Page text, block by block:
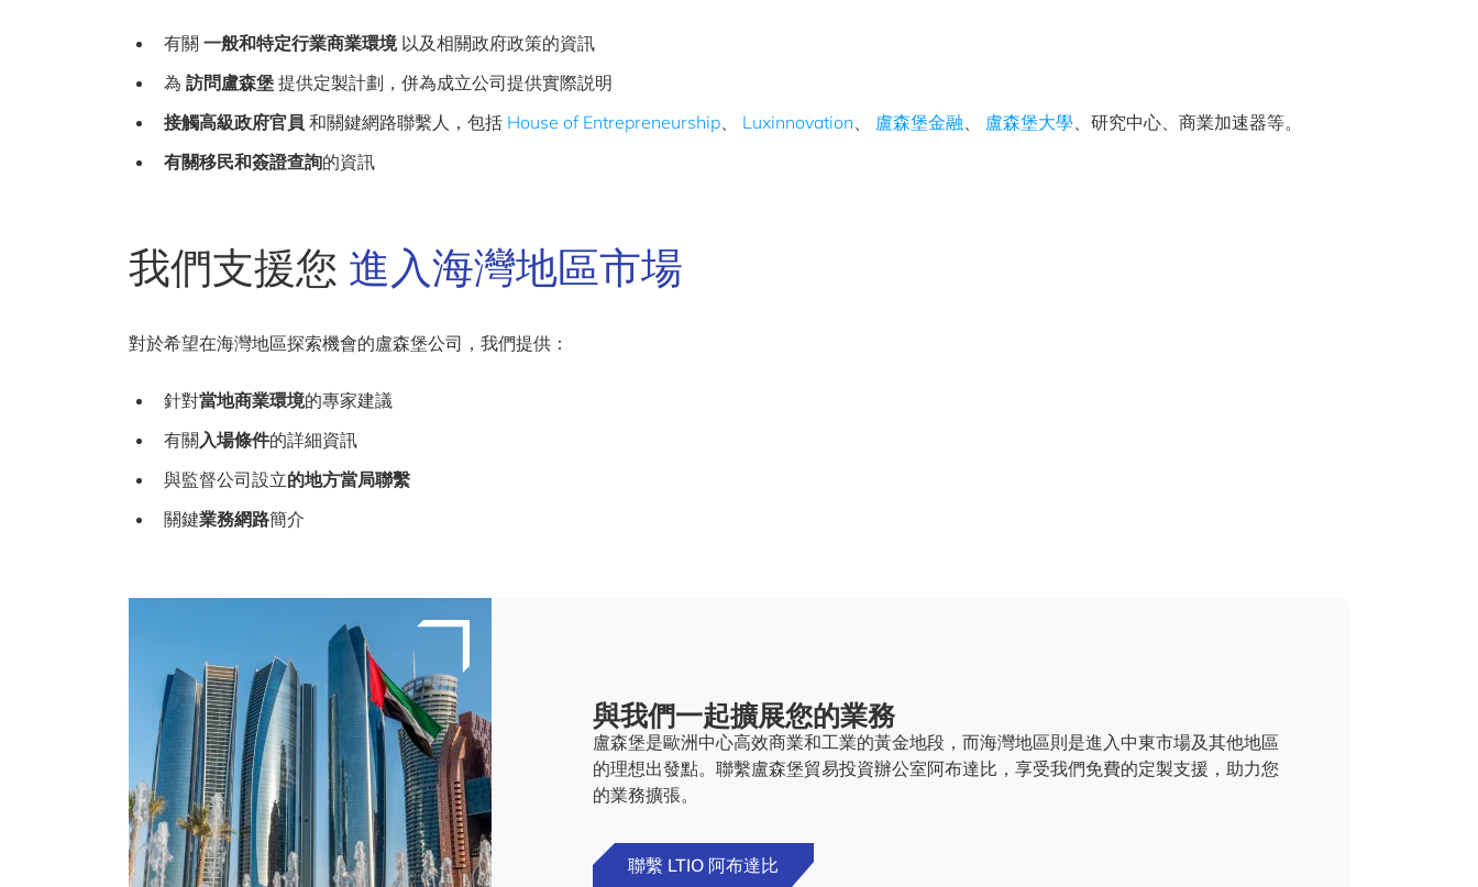
有關 一般和特定行業商業環境以及相關政府政策的資訊
為 訪問盧森堡 提供定製計劃，併為成立公司提供實際説明
接觸高級政府官員 和關鍵網路聯繫人，包括 House of Entrepreneurship、 Luxinnovation、 盧森堡金融、 盧森堡大學、研究中心、商業加速器等。
有關移民和簽證查詢的資訊
我們支援您 進入海灣地區市場
對於希望在海灣地區探索機會的盧森堡公司，我們提供：
針對當地商業環境的專家建議
有關入場條件的詳細資訊
與監督公司設立的地方當局聯繫
關鍵業務網路簡介
與我們一起擴展您的業務
盧森堡是歐洲中心高效商業和工業的黃金地段，而海灣地區則是進入中東市場及其他地區
的理想出發點。聯繫盧森堡貿易投資辦公室阿布達比，享受我們免費的定製支援，助力您
的業務擴張。
聯繫 LTIO 阿布達比